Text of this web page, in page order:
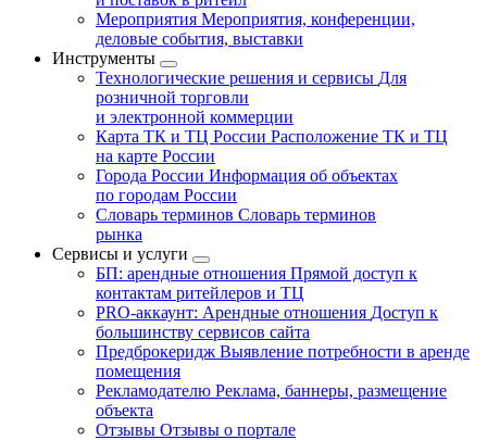
Мероприятия Мероприятия, конференции,
деловые события, выставки
Инструменты
Технологические решения и сервисы Для
розничной торговли
и электронной коммерции
Карта ТК и ТЦ России Расположение ТК и ТЦ
на карте России
Города России Информация об объектах
по городам России
Словарь терминов Словарь терминов
рынка
Сервисы и услуги
БП: арендные отношения Прямой доступ к
контактам ритейлеров и ТЦ
PRO-аккаунт: Арендные отношения Доступ к
большинству сервисов сайта
Предброкеридж Выявление потребности в аренде
помещения
Рекламодателю Реклама, баннеры, размещение
объекта
Отзывы Отзывы о портале